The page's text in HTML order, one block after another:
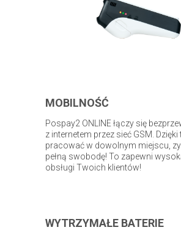
MOBILNOŚĆ
Pospay2 ONLINE łączy się
z internetem przez sieć GSM.
pracować w dowolnym miejscu,
pełną swobodę! To zapewni
obsługi Twoich klientów!
WYTRZYMAŁE BATERIE